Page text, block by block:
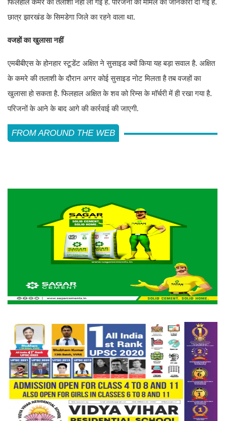
छात्र झारखंड के सिमडेगा जिले का रहने वाला था.
वजहों का खुलासा नहीं
एमबीबीएस के होनहार स्टूडेंट अक्षित ने सुसाइड क्यों किया यह बड़ा सवाल है. अक्षित
के कमरे की तलाशी के दौरान अगर कोई सुसाइड नोट मिलता है तब वजहों का
खुलासा हो सकता है. फिलहाल अक्षित के शव को रिम्स के मॉर्चरी में ही रखा गया है.
परिजनों के आने के बाद आगे की कार्रवाई की जाएगी.
FROM AROUND THE WEB